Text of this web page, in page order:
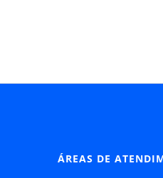
ÁREAS DE